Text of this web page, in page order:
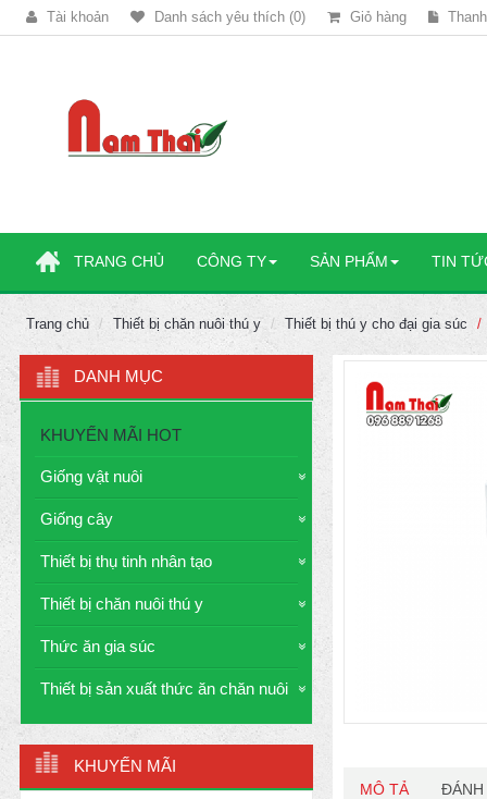
Tài khoản Danh sách yêu thích (0) Giỏ hàng
TRANG CHỦ CÔNG TY SẢN PHẨM TIN
Trang chủ Thiết bị chăn nuôi thú y Thiết bị thú y cho đại gia súc
DANH MỤC
KHUYẾN MÃI HOT
Giống vật nuôi
Giống cây
Thiết bị thụ tinh nhân tạo
Thiết bị chăn nuôi thú y
Thức ăn gia súc
Thiết bị sản xuất thức ăn chăn nuôi
KHUYẾN MÃI
MÔ TẢ ĐÁNH